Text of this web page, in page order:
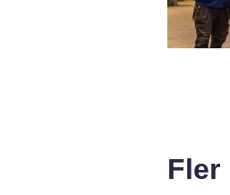
Fler